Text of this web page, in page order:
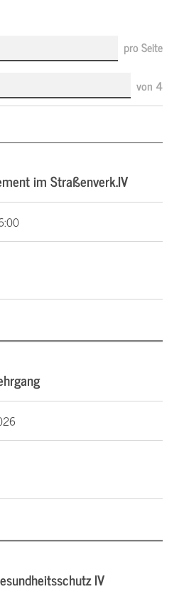
pro Seite
von 4
im Straßenverk.IV
IV